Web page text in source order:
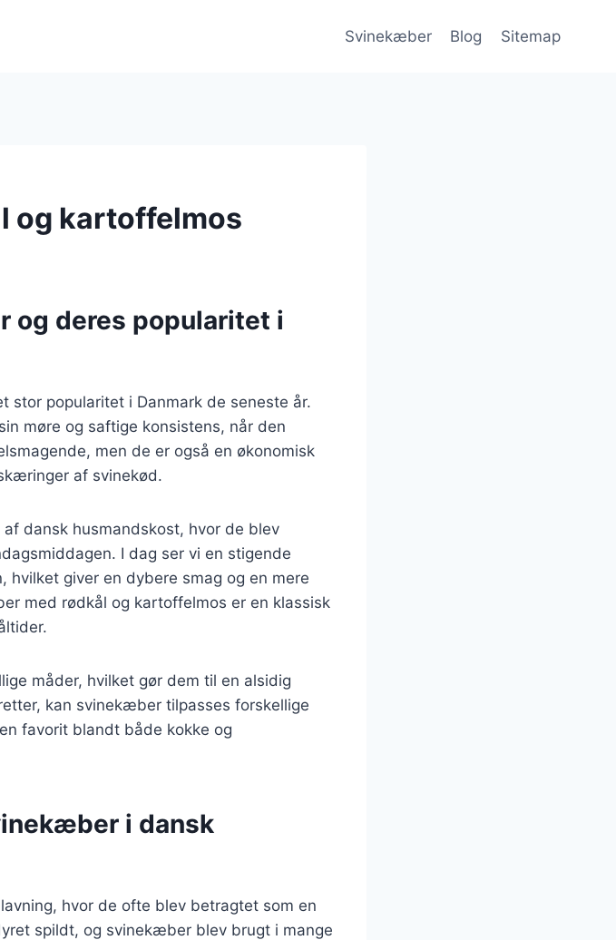
Svinekæber Blog Sitemap
og kartoffelmos
og deres popularitet i
stor popularitet i Danmark de seneste år.
møre og saftige konsistens, når den
men de er også en økonomisk
af svinekød.
dansk husmandskost, hvor de blev
I dag ser vi en stigende
giver en dybere smag og en mere
med rødkål og kartoffelmos er en klassisk
måder, hvilket gør dem til en alsidig
kan svinekæber tilpasses forskellige
favorit blandt både kokke og
i dansk
hvor de ofte blev betragtet som en
spildt, og svinekæber blev brugt i mange